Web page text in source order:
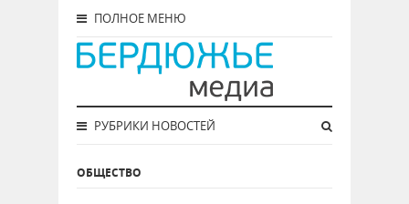
ПОЛНОЕ МЕНЮ
РУБРИКИ НОВОСТЕЙ
ОБЩЕСТВО